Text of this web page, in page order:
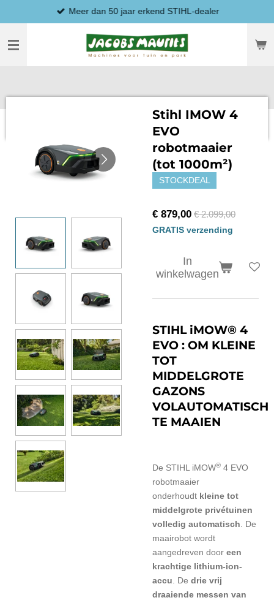
direct
naar
hoofdinhoud
Meer dan 50 jaar erkend STIHL-dealer
Stihl IMOW 4
EVO
robotmaaier
(tot 1000m²)
STOCKDEAL
€ 879,00 € 2.099,00
GRATIS verzending
In
winkelwagen
STIHL iMOW® 4
EVO : OM KLEINE
TOT
MIDDELGROTE
GAZONS
VOLAUTOMATISCH
TE MAAIEN
De STIHL iMOW® 4 EVO
robotmaaier
onderhoudt kleine tot
middelgrote privétuinen
volledig automatisch . De
maairobot wordt
aangedreven door een
krachtige lithium-ion-
accu . De drie vrij
draaiende messen van